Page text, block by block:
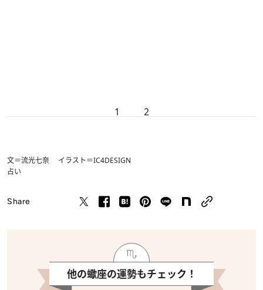
1 2
文＝流光七奈 イラスト＝IC4DESIGN
占い
Share
他の蠍座の運勢もチェック！